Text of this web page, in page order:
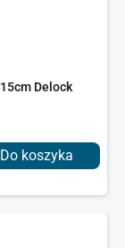
Delock
Do koszyka